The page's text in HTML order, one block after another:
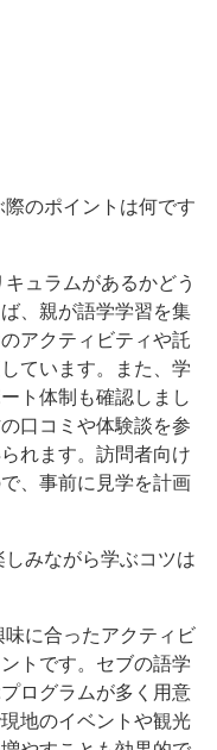
のポイントは何です
ュラムがあるかどう
、親が語学学習を集
アクティビティや託
ています。また、学
ト体制も確認しまし
口コミや体験談を参
れます。訪問者向け
、事前に見学を計画
みながら学ぶコツは
に合ったアクティビ
トです。セブの語学
ログラムが多く用意
地のイベントや観光